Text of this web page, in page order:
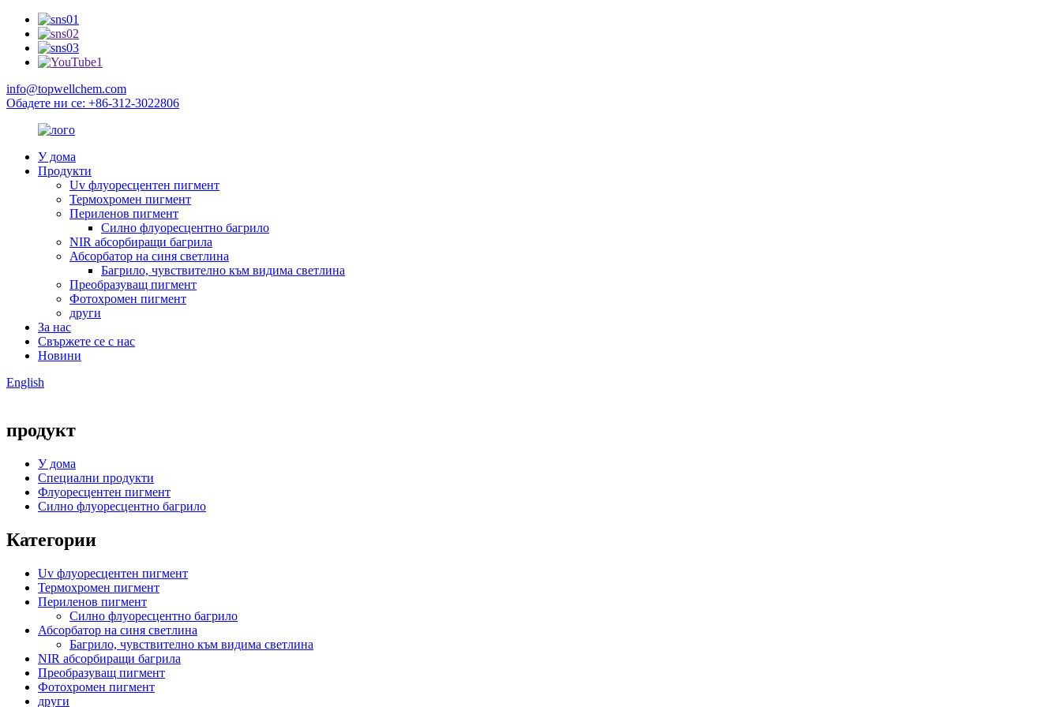
info@topwellchem.com
Обадете ни се: +86-312-3022806
У дома
Продукти
Uv флуоресцентен пигмент
Термохромен пигмент
Периленов пигмент
Силно флуоресцентно багрило
NIR абсорбиращи багрила
Абсорбатор на синя светлина
Багрило, чувствително към видима светлина
Преобразуващ пигмент
Фотохромен пигмент
други
За нас
Свържете се с нас
Новини
English
продукт
У дома
Специални продукти
Флуоресцентен пигмент
Силно флуоресцентно багрило
Категории
Uv флуоресцентен пигмент
Термохромен пигмент
Периленов пигмент
Силно флуоресцентно багрило
Абсорбатор на синя светлина
Багрило, чувствително към видима светлина
NIR абсорбиращи багрила
Преобразуващ пигмент
Фотохромен пигмент
други